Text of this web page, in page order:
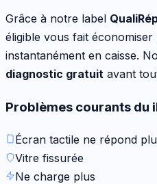
Grâce à notre label
éligible vous fait économiser
instantanément en caisse.
diagnostic gratuit avant
Problèmes courants du
Écran tactile ne répond
Vitre fissurée
Ne charge plus